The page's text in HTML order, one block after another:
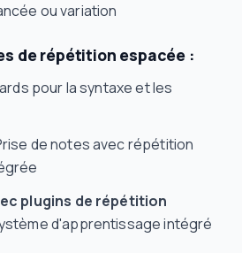
ou variation
de répétition espacée :
pour la syntaxe et les
de notes avec répétition
plugins de répétition
d'apprentissage intégré